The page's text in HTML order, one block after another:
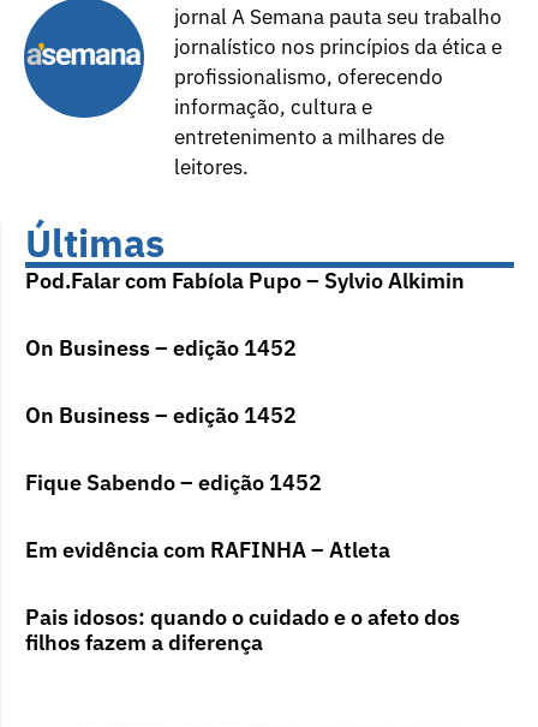
jornal A Semana pauta seu trabalho
jornalístico nos princípios da ética e
profissionalismo, oferecendo
informação, cultura e
entretenimento a milhares de
leitores.
Últimas
Pod.Falar com Fabíola Pupo – Sylvio Alkimin
On Business – edição 1452
On Business – edição 1452
Fique Sabendo – edição 1452
Em evidência com RAFINHA – Atleta
Pais idosos: quando o cuidado e o afeto dos
filhos fazem a diferença